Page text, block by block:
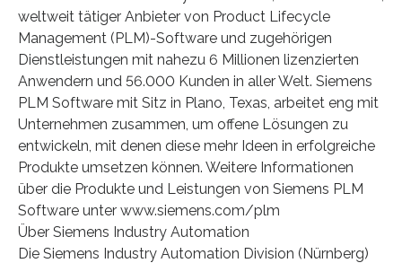
weltweit tätiger Anbieter von Product Lifecycle
Management (PLM)-Software und zugehörigen
Dienstleistungen mit nahezu 6 Millionen lizenzierten
Anwendern und 56.000 Kunden in aller Welt. Siemens
PLM Software mit Sitz in Plano, Texas, arbeitet eng mit
Unternehmen zusammen, um offene Lösungen zu
entwickeln, mit denen diese mehr Ideen in erfolgreiche
Produkte umsetzen können. Weitere Informationen
über die Produkte und Leistungen von Siemens PLM
Software unter www.siemens.com/plm
Über Siemens Industry Automation
Die Siemens Industry Automation Division (Nürnberg)